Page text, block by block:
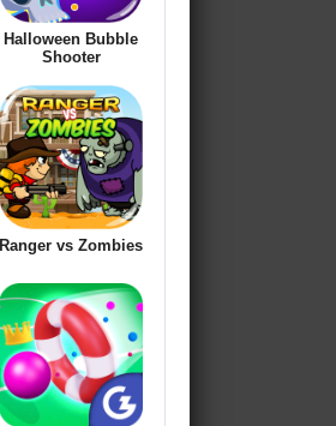
Halloween Bubble
Shooter
Ranger vs Zombies